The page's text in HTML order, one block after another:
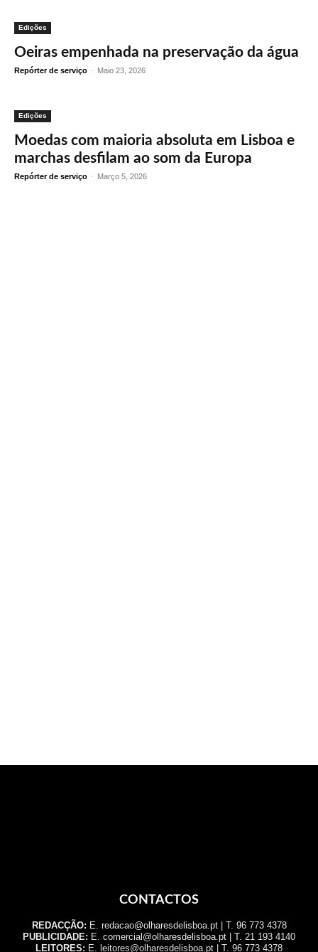
Edições
Oeiras empenhada na preservação da água
Repórter de serviço - Maio 23, 2026
Edições
Moedas com maioria absoluta em Lisboa e
marchas desfilam ao som da Europa
Repórter de serviço - Março 5, 2026
CONTACTOS
REDACÇÃO: E. redacao@olharesdelisboa.pt | T. 96 773 4378
PUBLICIDADE: E. comercial@olharesdelisboa.pt | T. 21 193 4140
LEITORES: E. leitores@olharesdelisboa.pt | T. 96 773 4378